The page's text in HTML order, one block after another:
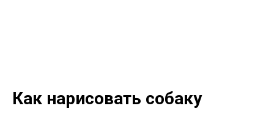
Как нарисовать собаку